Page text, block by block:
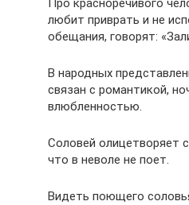
Про красноречивого
любит приврать и не
обещания, говорят:
В народных
связан с романтикой,
влюбленностью.
Соловей олицетворяет
что в неволе не поет.
Видеть поющего